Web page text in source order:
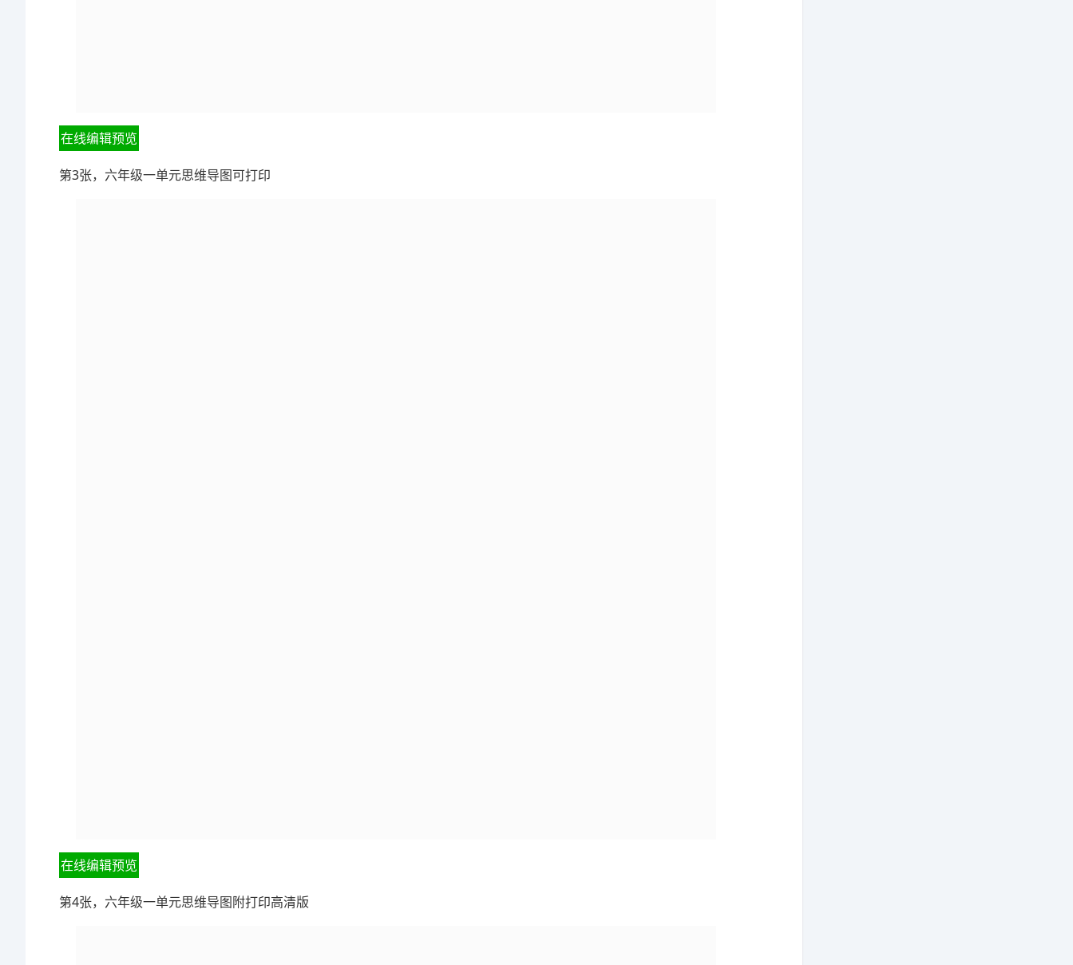
在线编辑预览
第3张，六年级一单元思维导图可打印
在线编辑预览
第4张，六年级一单元思维导图附打印高清版